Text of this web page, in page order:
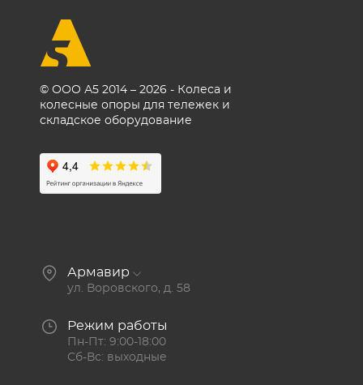
© ООО А5 2014 – 2026 - Колеса и
колесные опоры для тележек и
складское оборудование
Армавир
ул. Воровского, д. 58
Режим работы
Пн-Пт: 9:00-18:00
Сб-Вс: выходные